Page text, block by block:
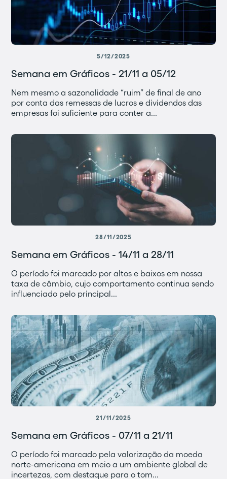
5/12/2025
Semana em Gráficos - 21/11 a 05/12
Nem mesmo a sazonalidade “ruim” de final de ano
por conta das remessas de lucros e dividendos das
empresas foi suficiente para conter a...
28/11/2025
Semana em Gráficos - 14/11 a 28/11
O período foi marcado por altos e baixos em nossa
taxa de câmbio, cujo comportamento continua sendo
influenciado pelo principal...
21/11/2025
Semana em Gráficos - 07/11 a 21/11
O período foi marcado pela valorização da moeda
norte-americana em meio a um ambiente global de
incertezas, com destaque para o tom...